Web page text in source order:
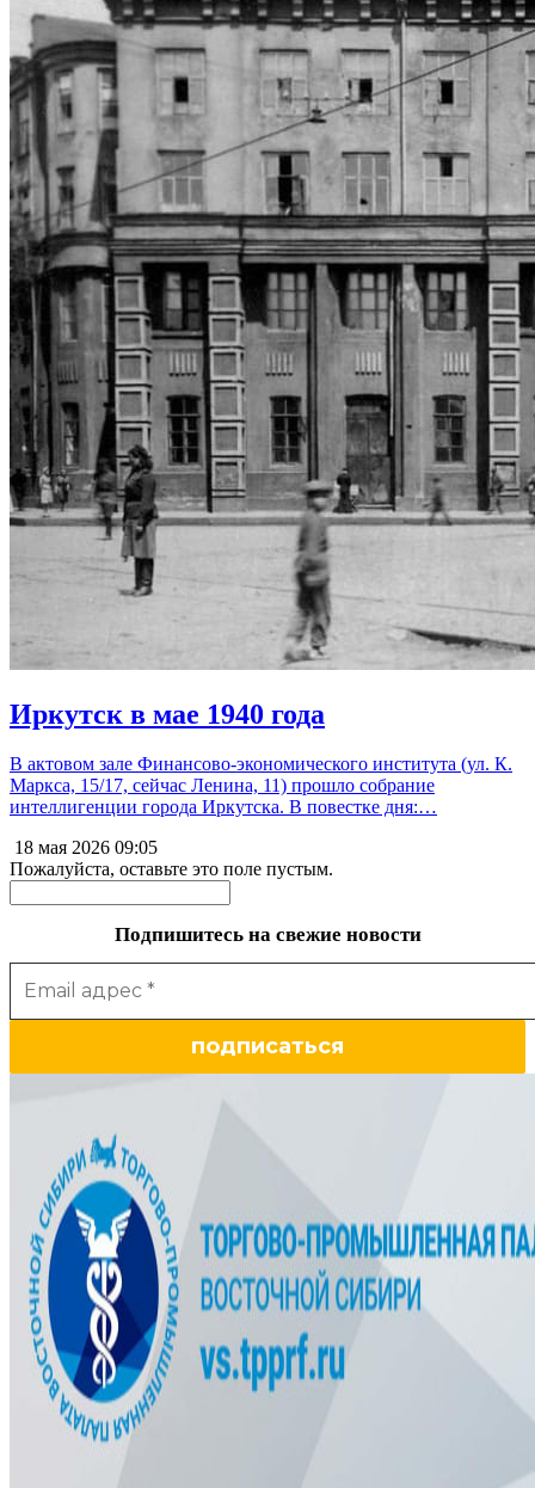
Иркутск в мае 1940 года
В актовом зале Финансово-экономического института (ул. К.
Маркса, 15/17, сейчас Ленина, 11) прошло собрание
интеллигенции города Иркутска. В повестке дня:…
18 мая 2026 09:05
Пожалуйста, оставьте это поле пустым.
Подпишитесь на свежие новости